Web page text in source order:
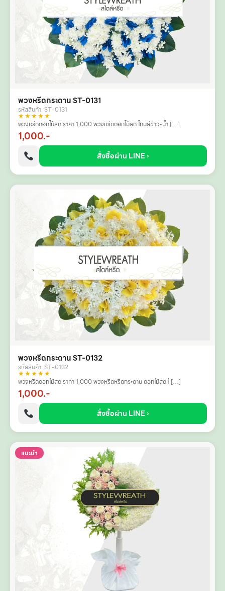
พวงหรีดกระดาน ST-0131
รหัสสินค้า: ST-0131
★★★★★
พวงหรีดดอกไม้สด ราคา 1,000 พวงหรีดดอกไม้สด โทนสีขาว-น้ำ […]
1,000.-
สั่งซื้อผ่าน LINE ›
พวงหรีดกระดาน ST-0132
รหัสสินค้า: ST-0132
★★★★★
พวงหรีดดอกไม้สด ราคา 1,000 พวงหรีดหรีดกระดาน ดอกไม้สด โ […]
1,000.-
สั่งซื้อผ่าน LINE ›
แนะนำ